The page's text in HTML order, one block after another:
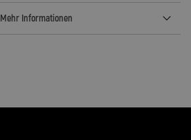
Mehr Informationen